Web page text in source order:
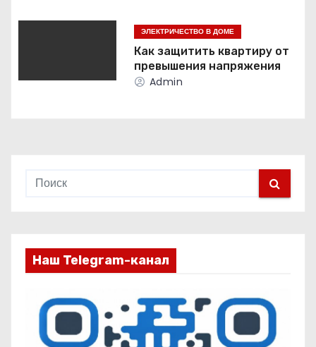
ЭЛЕКТРИЧЕСТВО В ДОМЕ
Как защитить квартиру от
превышения напряжения
Admin
Наш Telegram-канал